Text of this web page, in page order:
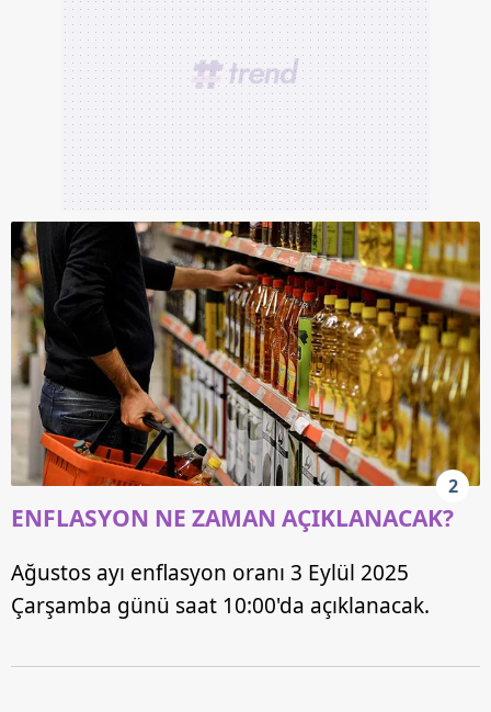
2
ENFLASYON NE ZAMAN AÇIKLANACAK?
Ağustos ayı enflasyon oranı 3 Eylül 2025
Çarşamba günü saat 10:00'da açıklanacak.